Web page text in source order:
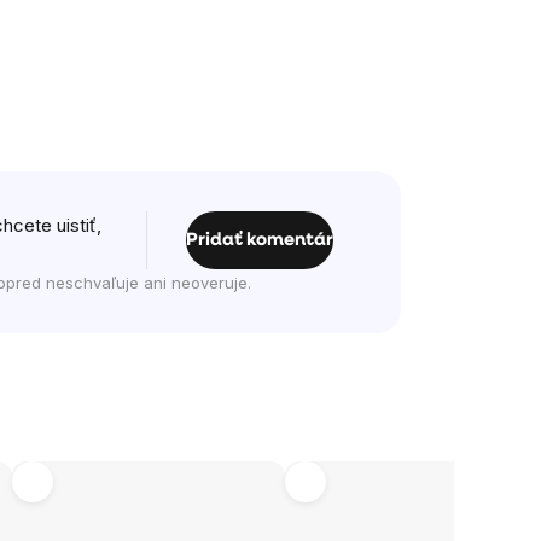
uistiť,
Pridať komentár
neschvaľuje ani neoveruje.